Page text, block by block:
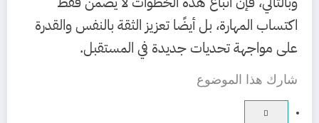
اكتساب المهارة، بل أيضًا تعزيز الثقة بالنفس والقدرة
على مواجهة تحديات جديدة في المستقبل.
شارك هذا الموضوع